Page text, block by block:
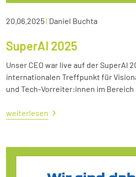
20.06.2025| Daniel Buchta
SuperAI 2025
Unser CEO war live auf der SuperAI
internationalen Treffpunkt für
und Tech-Vorreiter:innen im
weiterlesen